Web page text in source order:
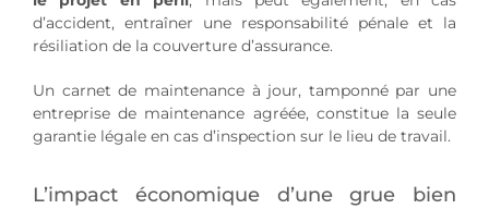
d’accident, entraîner une responsabilité pénale et la
résiliation de la couverture d’assurance.
Un carnet de maintenance à jour, tamponné par une
entreprise de maintenance agréée, constitue la seule
garantie légale en cas d’inspection sur le lieu de travail.
L’impact économique d’une grue bien